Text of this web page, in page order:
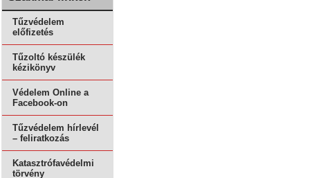
Tűzvédelem
előfizetés
Tűzoltó készülék
kézikönyv
Védelem Online a
Facebook-on
Tűzvédelem hírlevél
– feliratkozás
Katasztrófavédelmi
törvény